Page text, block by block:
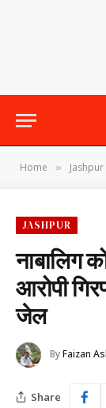
Home » Jashpur
JASHPUR
नाबालिग
आरोपी
जेल
ByFaizan
Share